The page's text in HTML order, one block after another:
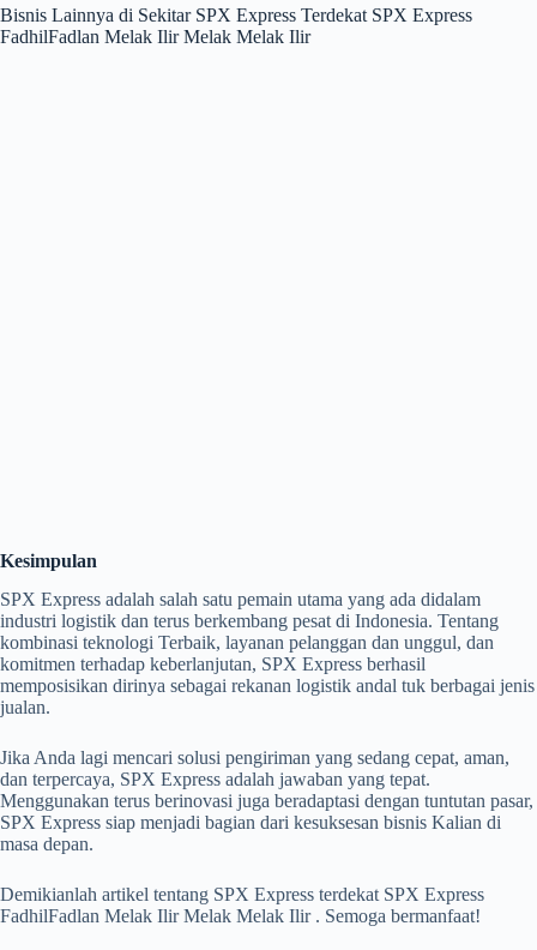
Bisnis Lainnya di Sekitar SPX Express Terdekat SPX Express
FadhilFadlan Melak Ilir Melak Melak Ilir
Kesimpulan
SPX Express adalah salah satu pemain utama yang ada didalam
industri logistik dan terus berkembang pesat di Indonesia. Tentang
kombinasi teknologi Terbaik, layanan pelanggan dan unggul, dan
komitmen terhadap keberlanjutan, SPX Express berhasil
memposisikan dirinya sebagai rekanan logistik andal tuk berbagai jenis
jualan.
Jika Anda lagi mencari solusi pengiriman yang sedang cepat, aman,
dan terpercaya, SPX Express adalah jawaban yang tepat.
Menggunakan terus berinovasi juga beradaptasi dengan tuntutan pasar,
SPX Express siap menjadi bagian dari kesuksesan bisnis Kalian di
masa depan.
Demikianlah artikel tentang SPX Express terdekat SPX Express
FadhilFadlan Melak Ilir Melak Melak Ilir . Semoga bermanfaat!